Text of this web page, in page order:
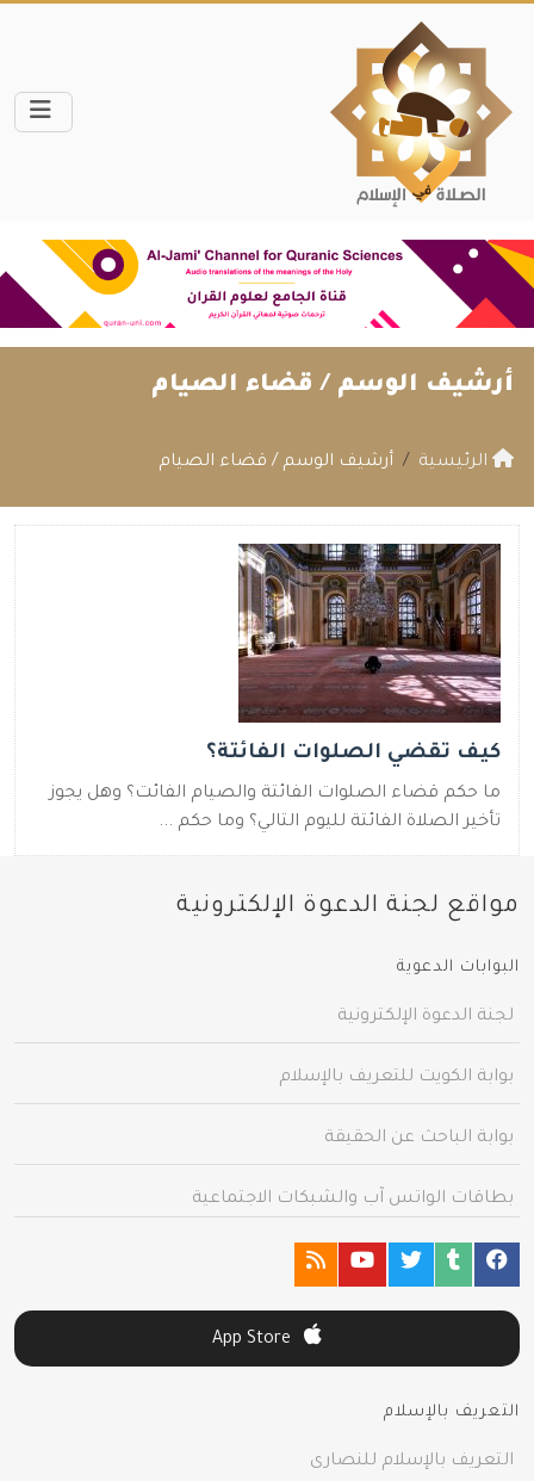
أرشيف الوسم / قضاء الصيام
الرئيسية أرشيف الوسم / قضاء الصيام
كيف تقضي الصلوات الفائتة؟
ما حكم قضاء الصلوات الفائتة والصيام الفائت؟ وهل يجوز
تأخير الصلاة الفائتة لليوم التالي؟ وما حكم ...
مواقع لجنة الدعوة الإلكترونية
البوابات الدعوية
لجنة الدعوة الإلكترونية
بوابة الكويت للتعريف بالإسلام
بوابة الباحث عن الحقيقة
بطاقات الواتس آب والشبكات الاجتماعية
التعريف بالإسلام
التعريف بالإسلام للنصارى